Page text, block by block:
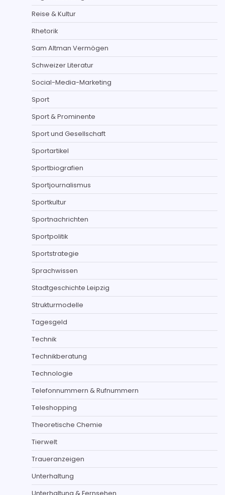
Reise & Kultur
Rhetorik
Sam Altman Vermögen
Schweizer Literatur
Social-Media-Marketing
Sport
Sport & Prominente
Sport und Gesellschaft
Sportartikel
Sportbiografien
Sportjournalismus
Sportkultur
Sportnachrichten
Sportpolitik
Sportstrategie
Sprachwissen
Stadtgeschichte Leipzig
Strukturmodelle
Tagesgeld
Technik
Technikberatung
Technologie
Telefonnummern & Rufnummern
Teleshopping
Theoretische Chemie
Tierwelt
Traueranzeigen
Unterhaltung